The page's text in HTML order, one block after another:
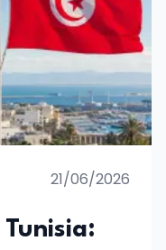
21/06/2026